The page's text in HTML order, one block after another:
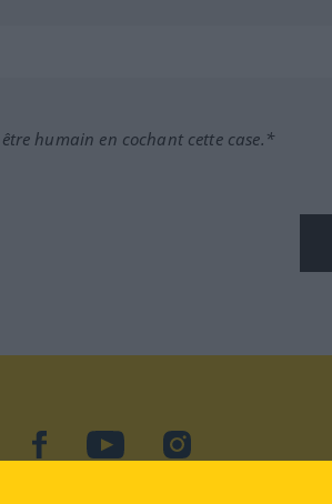
humain en cochant cette case.*
facebookYouTubeInstagram